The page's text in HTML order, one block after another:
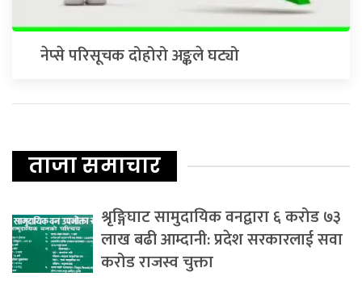
नेप्से परिसूचक दोहोरो अङ्कले घट्यो
ताजा समाचार
श्रृङ्गिघाट सामुदायिक वनद्वारा ६ करोड ७३
लाख बढी आम्दानी: प्रदेश सरकारलाई सवा
करोड राजस्व चुक्ता